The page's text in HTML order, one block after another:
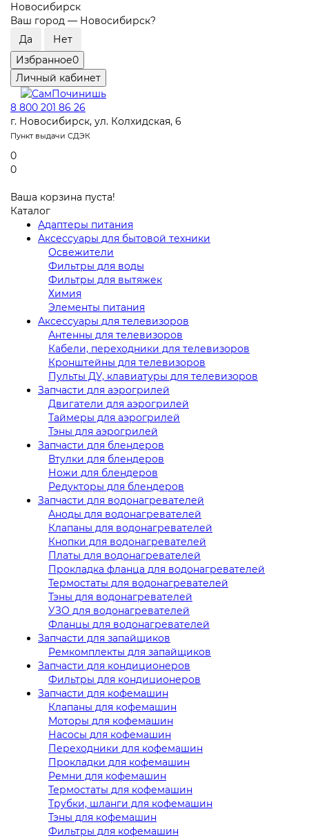
Новосибирск
Ваш город — Новосибирск?
Избранное0
Личный кабинет
8 800 201 86 26
г. Новосибирск, ул. Колхидская, 6
Пункт выдачи СДЭК
0
0
Ваша корзина пуста!
Каталог
Адаптеры питания
Аксессуары для бытовой техники
Освежители
Фильтры для воды
Фильтры для вытяжек
Химия
Элементы питания
Аксессуары для телевизоров
Антенны для телевизоров
Кабели, переходники для телевизоров
Кронштейны для телевизоров
Пульты ДУ, клавиатуры для телевизоров
Запчасти для аэрогрилей
Двигатели для аэрогрилей
Таймеры для аэрогрилей
Тэны для аэрогрилей
Запчасти для блендеров
Втулки для блендеров
Ножи для блендеров
Редукторы для блендеров
Запчасти для водонагревателей
Аноды для водонагревателей
Клапаны для водонагревателей
Кнопки для водонагревателей
Платы для водонагревателей
Прокладка фланца для водонагревателей
Термостаты для водонагревателей
Тэны для водонагревателей
УЗО для водонагревателей
Фланцы для водонагревателей
Запчасти для запайщиков
Ремкомплекты для запайщиков
Запчасти для кондиционеров
Фильтры для кондиционеров
Запчасти для кофемашин
Клапаны для кофемашин
Моторы для кофемашин
Насосы для кофемашин
Переходники для кофемашин
Прокладки для кофемашин
Ремни для кофемашин
Термостаты для кофемашин
Трубки, шланги для кофемашин
Тэны для кофемашин
Фильтры для кофемашин